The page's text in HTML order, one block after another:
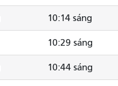
10:14 sáng
10:29 sáng
10:44 sáng